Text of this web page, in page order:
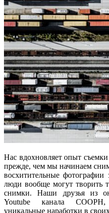
Нас вдохновляет опыт
прежде, чем мы начинаем
восхитительные фотографии
люди вообще могут творить
снимки. Наши друзья из
Youtube канала
уникальные наработки в